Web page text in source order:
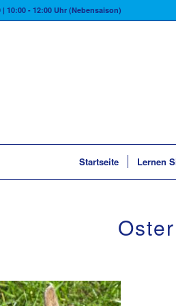
| 10:00 - 12:00 Uhr (Nebensaison)
Startseite Lernen